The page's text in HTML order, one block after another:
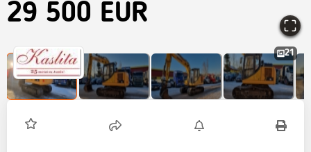
29 500 EUR
21